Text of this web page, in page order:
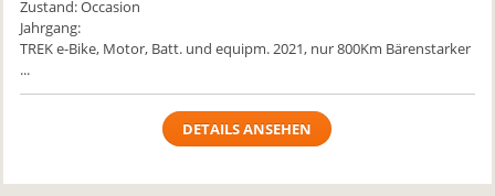
Zustand: Occasion
Jahrgang:
TREK e-Bike, Motor, Batt. und equipm. 2021, nur 800Km Bärenstarker
...
DETAILS ANSEHEN